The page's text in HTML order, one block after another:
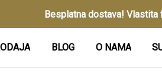
Besplatna dostava! Vlastita
BLOG O NAMA